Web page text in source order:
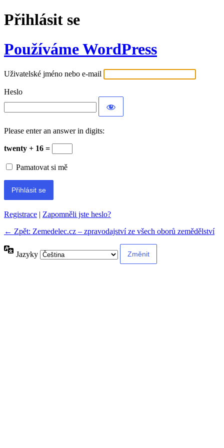
Přihlásit se
Používáme WordPress
Uživatelské jméno nebo e-mail
Heslo
Please enter an answer in digits:
twenty + 16 =
Pamatovat si mě
Registrace | Zapomněli jste heslo?
← Zpět: Zemedelec.cz – zpravodajství ze všech oborů zemědělství
Jazyky